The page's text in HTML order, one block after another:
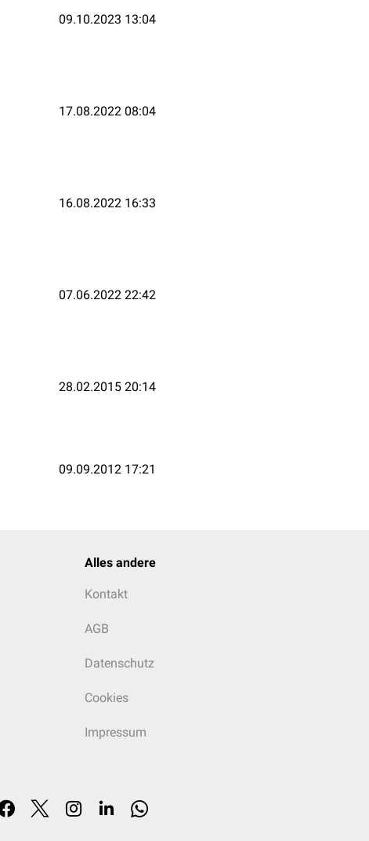
09.10.2023 13:04
17.08.2022 08:04
16.08.2022 16:33
07.06.2022 22:42
28.02.2015 20:14
09.09.2012 17:21
Alles andere
Kontakt
AGB
Datenschutz
Cookies
Impressum